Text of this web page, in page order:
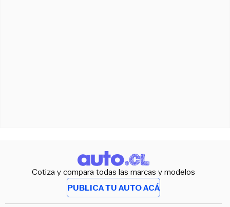
Cotiza y compara todas las marcas y modelos
PUBLICA TU AUTO ACÁ